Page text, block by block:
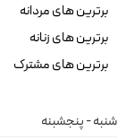
برترین های مردانه
برترین های زنانه
برترین های مشترک
شنبه - پنجشبنه